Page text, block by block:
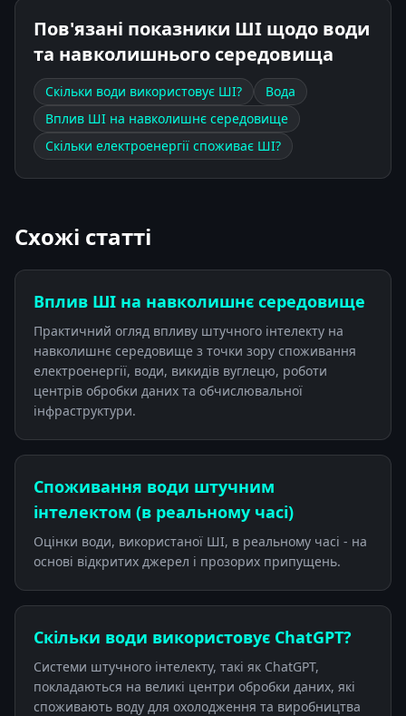
Пов'язані показники ШІ щодо води
та навколишнього середовища
Скільки води використовує ШІ?
Вода
Вплив ШІ на навколишнє середовище
Скільки електроенергії споживає ШІ?
Схожі статті
Вплив ШІ на навколишнє середовище
Практичний огляд впливу штучного інтелекту на
навколишнє середовище з точки зору споживання
електроенергії, води, викидів вуглецю, роботи
центрів обробки даних та обчислювальної
інфраструктури.
Споживання води штучним
інтелектом (в реальному часі)
Оцінки води, використаної ШІ, в реальному часі - на
основі відкритих джерел і прозорих припущень.
Скільки води використовує ChatGPT?
Системи штучного інтелекту, такі як ChatGPT,
покладаються на великі центри обробки даних, які
споживають воду для охолодження та виробництва